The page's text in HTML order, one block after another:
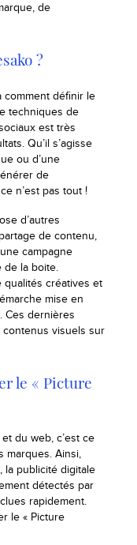
de
?
comment définir le
techniques de
est très
Qu’il s’agisse
ou d’une
de
n’est pas tout !
d’autres
de contenu,
campagne
de la boite.
qualités créatives et
mise en
Ces dernières
contenus visuels sur
le « Picture
du web, c’est ce
marques. Ainsi,
la publicité digitale
détectés par
rapidement.
le « Picture